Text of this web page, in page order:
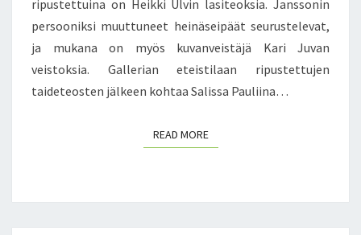
E
I
O
L
E
E
ripustettuina on Heikki Ulvin lasiteoksia. Janssonin
persooniksi muuttuneet heinäseipäät seurustelevat,
ja mukana on myös kuvanveistäjä Kari Juvan
veistoksia. Gallerian eteistilaan ripustettujen
taideteosten jälkeen kohtaa Salissa Pauliina…
READ MOREREAD MORE